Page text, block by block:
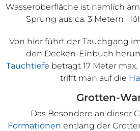
Wasseroberfläche ist nämlich
Sprung aus ca. 3 Metern
Von hier führt der Tauchgang
den Decken-Einbuch
Tauchtiefe betragt 17 Meter
trifft man auf die
Grotten-
Das Besondere an dieser
Formationen entlang der